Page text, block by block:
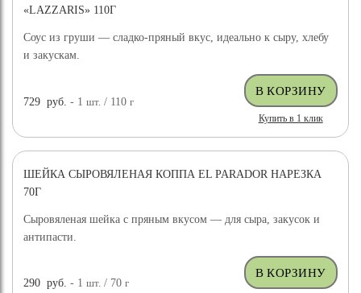
«LAZZARIS» 110Г
Соус из груши — сладко-пряный вкус, идеально к сыру, хлебу
и закускам.
729 руб. - 1шт. / 110г
Купить в 1 клик
ШЕЙКА СЫРОВЯЛЕНАЯ КОППА EL PARADOR НАРЕЗКА
70Г
Сыровяленая шейка с пряным вкусом — для сыра, закусок и
антипасти.
290 руб. - 1шт. / 70г